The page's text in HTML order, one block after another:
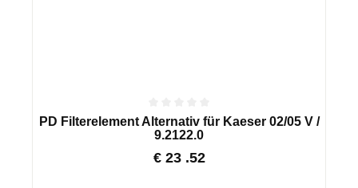
PD Filterelement Alternativ für Kaeser 02/05 V /
9.2122.0
€ 23 .52